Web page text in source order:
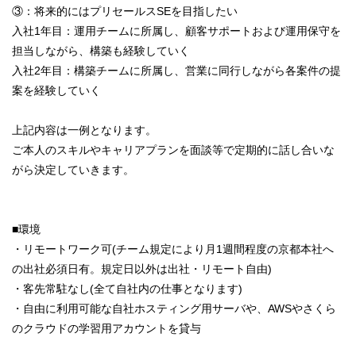
③：将来的にはプリセールスSEを目指したい
入社1年目：運用チームに所属し、顧客サポートおよび運用保守を
担当しながら、構築も経験していく
入社2年目：構築チームに所属し、営業に同行しながら各案件の提
案を経験していく
上記内容は一例となります。
ご本人のスキルやキャリアプランを面談等で定期的に話し合いな
がら決定していきます。
■環境
・リモートワーク可(チーム規定により月1週間程度の京都本社へ
の出社必須日有。規定日以外は出社・リモート自由)
・客先常駐なし(全て自社内の仕事となります)
・自由に利用可能な自社ホスティング用サーバや、AWSやさくら
のクラウドの学習用アカウントを貸与